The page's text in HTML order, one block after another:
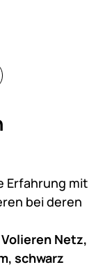
Erfahrung mit
bei deren
Netz,
schwarz